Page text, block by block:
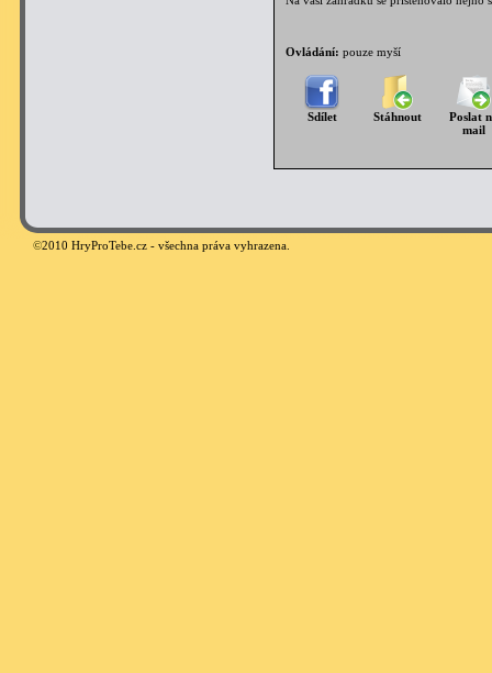
Ovládání: pouze myší
Sdílet Stáhnout
Poslat
mail
©2010 HryProTebe.cz - všechna práva vyhrazena.